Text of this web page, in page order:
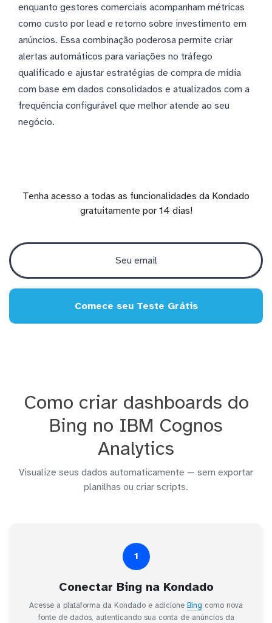
enquanto gestores comerciais acompanham métricas
como custo por lead e retorno sobre investimento em
anúncios. Essa combinação poderosa permite criar
alertas automáticos para variações no tráfego
qualificado e ajustar estratégias de compra de mídia
com base em dados consolidados e atualizados com a
frequência configurável que melhor atende ao seu
negócio.
Tenha acesso a todas as funcionalidades da Kondado
gratuitamente por 14 dias!
Comece seu Teste Grátis
Como criar dashboards do
Bing no IBM Cognos
Analytics
Visualize seus dados automaticamente — sem exportar
planilhas ou criar scripts.
1
Conectar Bing na Kondado
Acesse a plataforma da Kondado e adicione Bing como nova
fonte de dados, autenticando sua conta de anúncios da